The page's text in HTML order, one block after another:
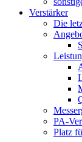
Verstärker
Die
PA-
Platz